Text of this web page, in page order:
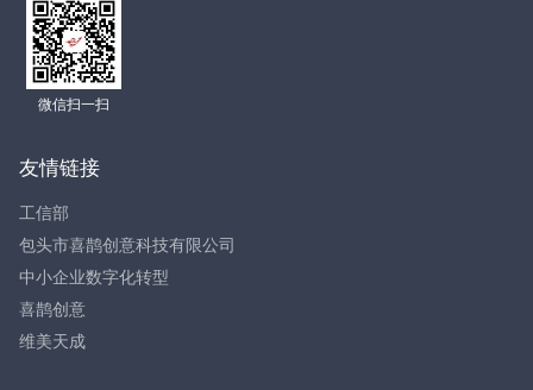
微信扫一扫
友情链接
工信部
包头市喜鹊创意科技有限公司
中小企业数字化转型
喜鹊创意
维美天成